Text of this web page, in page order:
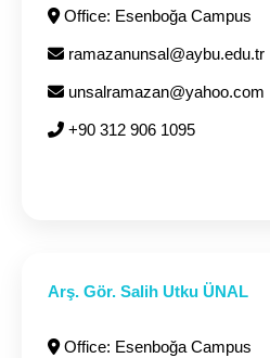
Office: Esenboğa Campus
ramazanunsal@aybu.edu.tr
unsalramazan@yahoo.com
+90 312 906 1095
Arş. Gör. Salih Utku ÜNAL
Office: Esenboğa Campus